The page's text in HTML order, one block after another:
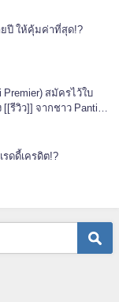
ยปี ให้คุ้มค่าที่สุด!?
Premier) สมัครไว้ใบ
รีวิว]] จากชาว Pantip
รดดี้เครดิต!?